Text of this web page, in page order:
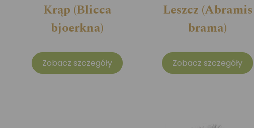
Krąp (Blicca
bjoerkna)
Zobacz szczegóły
Leszcz (Abramis
brama)
Zobacz szczegóły